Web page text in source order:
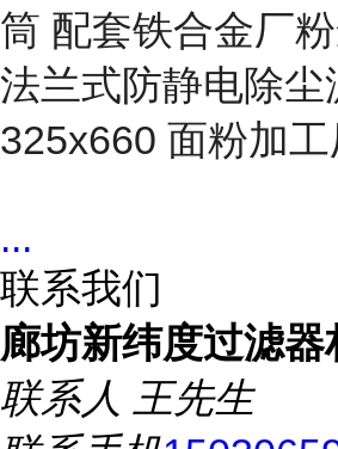
筒 配套铁合金厂
法兰式防静电除尘
325x660 面粉加
...
联系我们
廊坊新纬度过滤器
联系人 王先生